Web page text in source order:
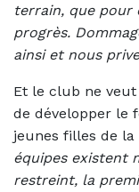
terrain, que pour
progrès.
ainsi et nous
Et le club ne
de développer le
jeunes filles de la
équipes existent
restreint, la